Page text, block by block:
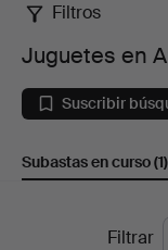
Juguetes
en
Engelholm
Filtros
Juguetes en
Suscribir
Subastas en curso(1)
SubastasFiltrar